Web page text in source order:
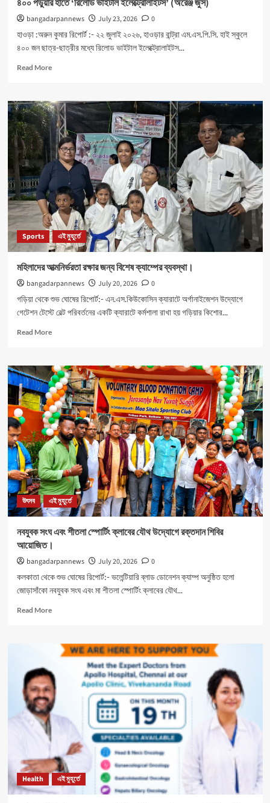
৪০০ পড়ুয়ার হাতে ‘রিলোড ভাইটাল ইলেক্ট্রোলাইটস’ (অরেঞ্জ জুস)
bangadarpannews July 23, 2026
0
হাওড়া :অরুন কুমার রিপোর্ট :- ২২ জুলাই ২০২৬, হাওড়ার বান্ট্রা এম.এস.পি.সি. হাই স্কুলে
৪০০ জন ছাত্র-ছাত্রীর মধ্যে রিলোড ভাইটাল ইলেক্ট্রোলাইটস...
Read MoreRead
৪০০
পড়ুয়ার
হাতে
‘রিলোড
ভাইটাল
ইলেক্ট্রোলাইটস’
(অরেঞ্জ
জুস)
Sports এই মুহূর্তে
মহিলাদের আত্মনির্ভরতা রক্ষার জন্য বিশেষ ক্যাম্পের ব্যবস্থা।
bangadarpannews July 20, 2026
0
গড়িয়া থেকে শুভ ঘোষের রিপোর্ট:- এন.এস.কিউকোসিন ক্যারাটে অর্গানাইজেশন উদ্যোগে
গেটেশন টেস্টে বেল্ট পরিবর্তনের একটি ক্যারাটে কর্মশালা রাখা হয় গড়িয়ার কিশোর...
Read MoreRead
মহিলাদের
আত্মনির্ভরতা
রক্ষার
জন্য
বিশেষ
ক্যাম্পের
ব্যবস্থা।
উৎসব এই মুহূর্তে
নবযুবক সংঘ এবং শীতলা স্পোর্টিং ক্লাবের যৌথ উদ্যোগে রক্তদান শিবির
আয়োজিত।
bangadarpannews July 20, 2026
0
কলকাতা থেকে শুভ ঘোষের রিপোর্ট:- ভলেন্টিয়ারি ব্লাড ডোনেশন ক্যাম্প অনুষ্ঠিত হলো
জোড়াসাঁকো নবযুবক সংঘ এবং মা শীতলা স্পোর্টিং ক্লাবের যৌথ...
Read MoreRead
নবযুবক
সংঘ
শীতলা
স্পোর্টিং
ক্লাবের
যৌথ
উদ্যোগে
রক্তদান
আয়োজিত।
Health এই মুহূর্তে